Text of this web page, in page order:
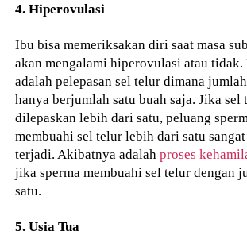
4. Hiperovulasi
Ibu bisa memeriksakan diri saat masa
akan mengalami hiperovulasi atau
adalah pelepasan sel telur dimana
hanya berjumlah satu buah saja. Jika sel
dilepaskan lebih dari satu, peluang
membuahi sel telur lebih dari satu
terjadi. Akibatnya adalahproses
jika sperma membuahi sel telur dengan
satu.
5. Usia Tua